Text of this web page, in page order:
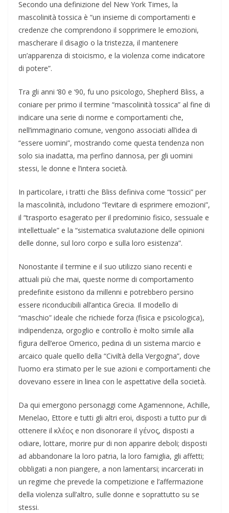
Secondo una definizione del New York Times, la
mascolinità tossica è “un insieme di comportamenti e
credenze che comprendono il sopprimere le emozioni,
mascherare il disagio o la tristezza, il mantenere
un’apparenza di stoicismo, e la violenza come indicatore
di potere”.
Tra gli anni ‘80 e ‘90, fu uno psicologo, Shepherd Bliss, a
coniare per primo il termine “mascolinità tossica” al fine di
indicare una serie di norme e comportamenti che,
nell’immaginario comune, vengono associati all’idea di
“essere uomini”, mostrando come questa tendenza non
solo sia inadatta, ma perfino dannosa, per gli uomini
stessi, le donne e l’intera società.
In particolare, i tratti che Bliss definiva come “tossici” per
la mascolinità, includono “l’evitare di esprimere emozioni”,
il “trasporto esagerato per il predominio fisico, sessuale e
intellettuale” e la “sistematica svalutazione delle opinioni
delle donne, sul loro corpo e sulla loro esistenza”.
Nonostante il termine e il suo utilizzo siano recenti e
attuali più che mai, queste norme di comportamento
predefinite esistono da millenni e potrebbero persino
essere riconducibili all’antica Grecia. Il modello di
“maschio” ideale che richiede forza (fisica e psicologica),
indipendenza, orgoglio e controllo è molto simile alla
figura dell’eroe Omerico, pedina di un sistema marcio e
arcaico quale quello della “Civiltà della Vergogna”, dove
l’uomo era stimato per le sue azioni e comportamenti che
dovevano essere in linea con le aspettative della società.
Da qui emergono personaggi come Agamennone, Achille,
Menelao, Ettore e tutti gli altri eroi, disposti a tutto pur di
ottenere il κλέος e non disonorare il γένος, disposti a
odiare, lottare, morire pur di non apparire deboli; disposti
ad abbandonare la loro patria, la loro famiglia, gli affetti;
obbligati a non piangere, a non lamentarsi; incarcerati in
un regime che prevede la competizione e l’affermazione
della violenza sull’altro, sulle donne e soprattutto su se
stessi.